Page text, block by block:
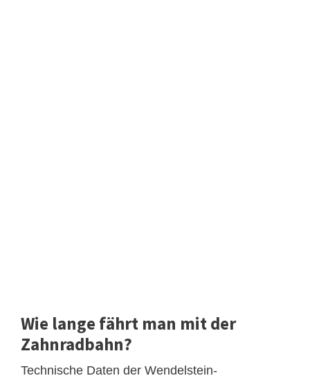
Wie lange fährt man mit der
Zahnradbahn?
Technische Daten der Wendelstein-